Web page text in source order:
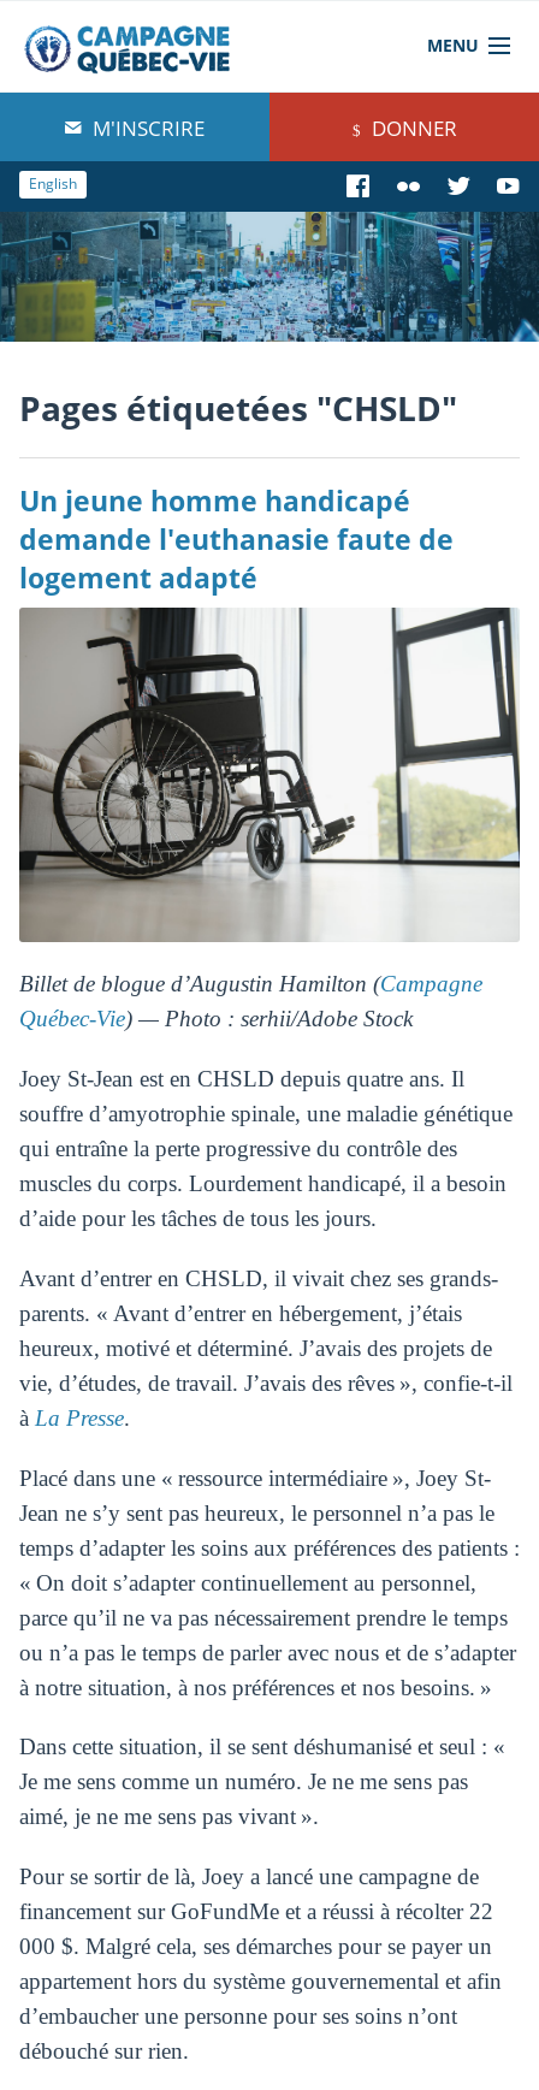
MENU
À propos de nous
Blog
Comprendre
Agir
Boutique
M'INSCRIRE DONNER
English
Pages étiquetées "CHSLD"
Un jeune homme handicapé
demande l'euthanasie faute de
logement adapté
Billet de blogue d’Augustin Hamilton (Campagne
Québec-Vie) — Photo : serhii/Adobe Stock
Joey St-Jean est en CHSLD depuis quatre ans. Il
souffre d’amyotrophie spinale, une maladie génétique
qui entraîne la perte progressive du contrôle des
muscles du corps. Lourdement handicapé, il a besoin
d’aide pour les tâches de tous les jours.
Avant d’entrer en CHSLD, il vivait chez ses grands-
parents. « Avant d’entrer en hébergement, j’étais
heureux, motivé et déterminé. J’avais des projets de
vie, d’études, de travail. J’avais des rêves », confie-t-il
à La Presse.
Placé dans une « ressource intermédiaire », Joey St-
Jean ne s’y sent pas heureux, le personnel n’a pas le
temps d’adapter les soins aux préférences des patients :
« On doit s’adapter continuellement au personnel,
parce qu’il ne va pas nécessairement prendre le temps
ou n’a pas le temps de parler avec nous et de s’adapter
à notre situation, à nos préférences et nos besoins. »
Dans cette situation, il se sent déshumanisé et seul : «
Je me sens comme un numéro. Je ne me sens pas
aimé, je ne me sens pas vivant ».
Pour se sortir de là, Joey a lancé une campagne de
financement sur GoFundMe et a réussi à récolter 22
000 $. Malgré cela, ses démarches pour se payer un
appartement hors du système gouvernemental et afin
d’embaucher une personne pour ses soins n’ont
débouché sur rien.